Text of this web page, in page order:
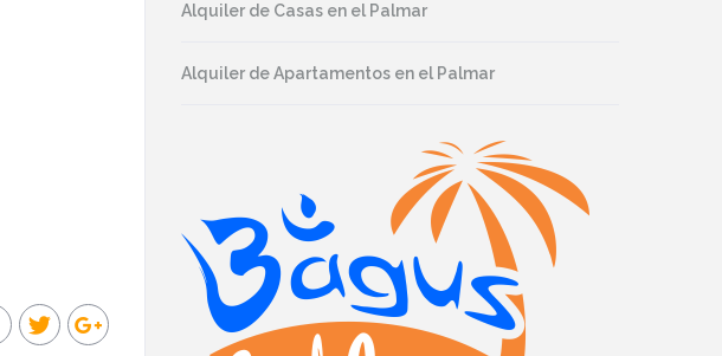
Alquiler de Casas en el Palmar
Alquiler de Apartamentos en el Palmar